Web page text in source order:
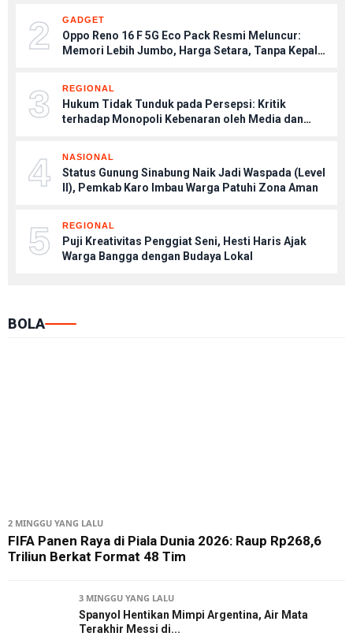
2 GADGET
Oppo Reno 16 F 5G Eco Pack Resmi Meluncur:
Memori Lebih Jumbo, Harga Setara, Tanpa Kepala
3 REGIONAL
Hukum Tidak Tunduk pada Persepsi: Kritik
terhadap Monopoli Kebenaran oleh Media dan
4 NASIONAL
Status Gunung Sinabung Naik Jadi Waspada (Level
II), Pemkab Karo Imbau Warga Patuhi Zona Aman
5 REGIONAL
Puji Kreativitas Penggiat Seni, Hesti Haris Ajak
Warga Bangga dengan Budaya Lokal
BOLA
2 MINGGU YANG LALU
FIFA Panen Raya di Piala Dunia 2026: Raup Rp268,6
Triliun Berkat Format 48 Tim
3 MINGGU YANG LALU
Spanyol Hentikan Mimpi Argentina, Air Mata
Terakhir Messi di...